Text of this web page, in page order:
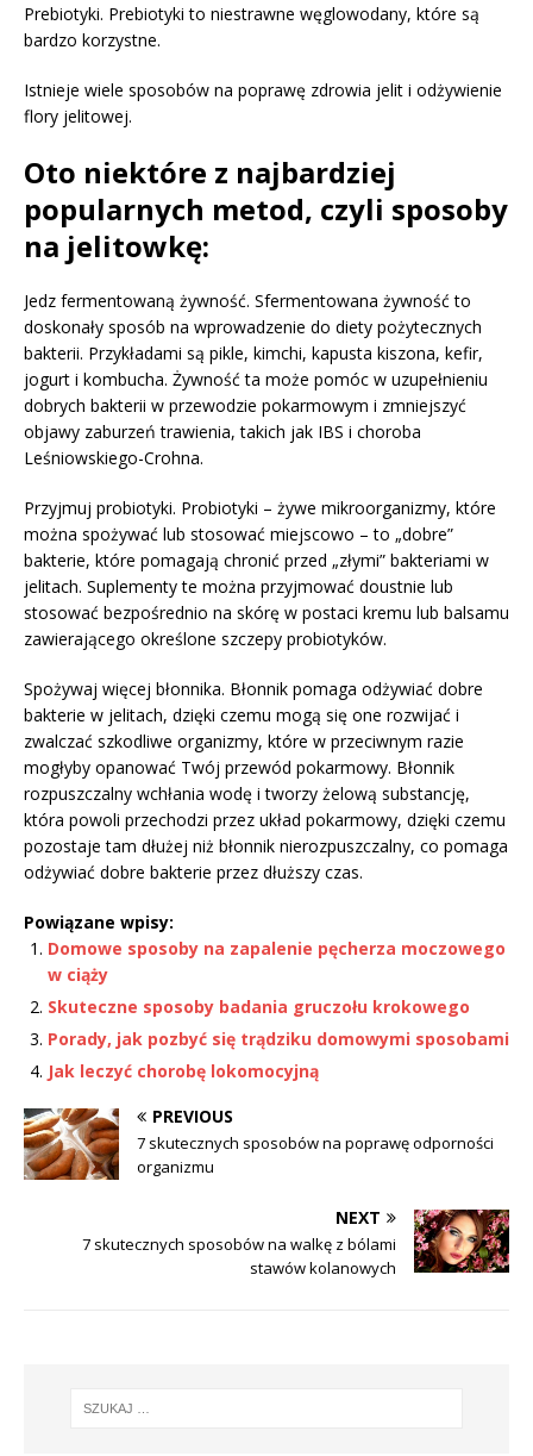
Prebiotyki. Prebiotyki to niestrawne węglowodany, które są
bardzo korzystne.
Istnieje wiele sposobów na poprawę zdrowia jelit i odżywienie
flory jelitowej.
Oto niektóre z najbardziej
popularnych metod, czyli sposoby
na jelitowkę:
Jedz fermentowaną żywność. Sfermentowana żywność to
doskonały sposób na wprowadzenie do diety pożytecznych
bakterii. Przykładami są pikle, kimchi, kapusta kiszona, kefir,
jogurt i kombucha. Żywność ta może pomóc w uzupełnieniu
dobrych bakterii w przewodzie pokarmowym i zmniejszyć
objawy zaburzeń trawienia, takich jak IBS i choroba
Leśniowskiego-Crohna.
Przyjmuj probiotyki. Probiotyki – żywe mikroorganizmy, które
można spożywać lub stosować miejscowo – to „dobre”
bakterie, które pomagają chronić przed „złymi” bakteriami w
jelitach. Suplementy te można przyjmować doustnie lub
stosować bezpośrednio na skórę w postaci kremu lub balsamu
zawierającego określone szczepy probiotyków.
Spożywaj więcej błonnika. Błonnik pomaga odżywiać dobre
bakterie w jelitach, dzięki czemu mogą się one rozwijać i
zwalczać szkodliwe organizmy, które w przeciwnym razie
mogłyby opanować Twój przewód pokarmowy. Błonnik
rozpuszczalny wchłania wodę i tworzy żelową substancję,
która powoli przechodzi przez układ pokarmowy, dzięki czemu
pozostaje tam dłużej niż błonnik nierozpuszczalny, co pomaga
odżywiać dobre bakterie przez dłuższy czas.
Powiązane wpisy:
Domowe sposoby na zapalenie pęcherza moczowego
w ciąży
Skuteczne sposoby badania gruczołu krokowego
Porady, jak pozbyć się trądziku domowymi sposobami
Jak leczyć chorobę lokomocyjną
PREVIOUS
7 skutecznych sposobów na poprawę odporności
organizmu
NEXT
7 skutecznych sposobów na walkę z bólami
stawów kolanowych